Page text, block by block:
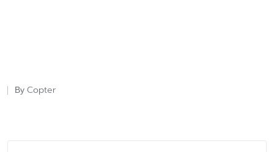
Posted
By Copter